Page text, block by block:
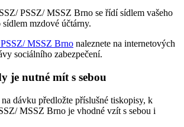
PSSZ/ MSSZ Brno se řídí sídlem vašeho
sídlem mzdové účtárny.
MSSZ Brno naleznete na internetových
sociálního zabezpečení.
je nutné mít s sebou
dávku předložte příslušné tiskopisy, k
MSSZ Brno je vhodné vzít s sebou i